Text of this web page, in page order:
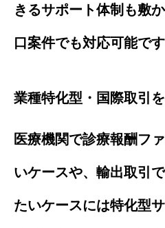
きるサポート体制も敷
口案件でも対応可能です
業種特化型・国際取引
医療機関で診療報酬フ
いケースや、輸出取引
たいケースには特化型